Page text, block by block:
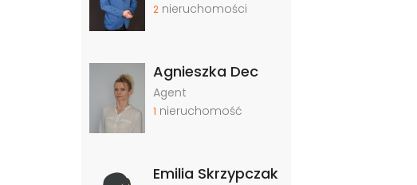
2 nieruchomości
Agnieszka Dec
Agent
1 nieruchomość
Emilia Skrzypczak